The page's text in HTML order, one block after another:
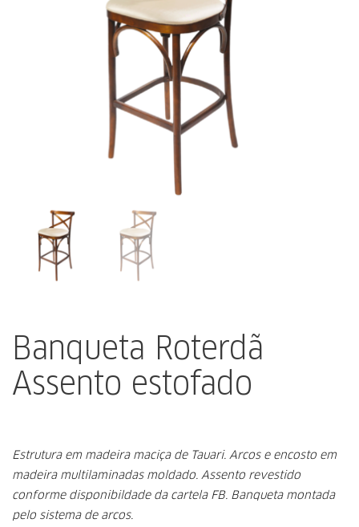
Banqueta Roterdã
Assento estofado
Estrutura em madeira maciça de Tauari. Arcos e encosto em
madeira multilaminadas moldado. Assento revestido
conforme disponibildade da cartela FB. Banqueta montada
pelo sistema de arcos.